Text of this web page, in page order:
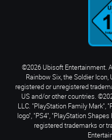
©2026 Ubisoft Entertainment.
Rainbow Six, the Soldier
registered or unregistered
US and/or other countries.
LLC. "PlayStation Family Mark",
logo", "PS4", "PlayStation
registered trademarks or